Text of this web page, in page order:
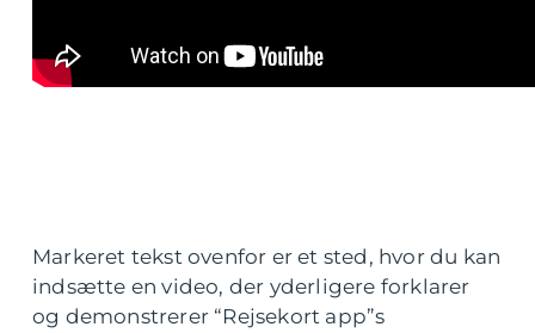
Markeret tekst ovenfor er et sted, hvor du kan
indsætte en video, der yderligere forklarer
og demonstrerer “Rejsekort app”s